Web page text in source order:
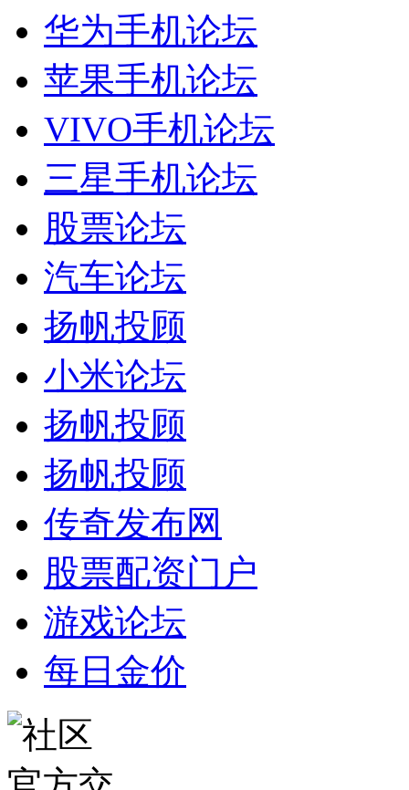
华为手机论坛
苹果手机论坛
VIVO手机论坛
三星手机论坛
股票论坛
汽车论坛
扬帆投顾
小米论坛
扬帆投顾
扬帆投顾
传奇发布网
股票配资门户
游戏论坛
每日金价